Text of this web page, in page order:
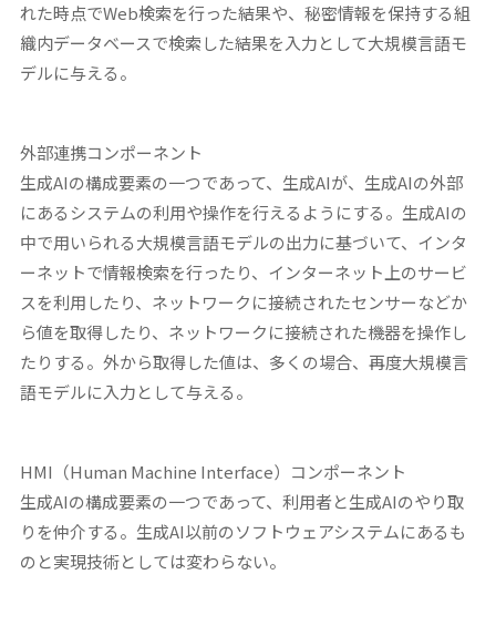
れた時点でWeb検索を行った結果や、秘密情報を保持する組
織内データベースで検索した結果を入力として大規模言語モ
デルに与える。
外部連携コンポーネント
生成AIの構成要素の一つであって、生成AIが、生成AIの外部
にあるシステムの利用や操作を行えるようにする。生成AIの
中で用いられる大規模言語モデルの出力に基づいて、インタ
ーネットで情報検索を行ったり、インターネット上のサービ
スを利用したり、ネットワークに接続されたセンサーなどか
ら値を取得したり、ネットワークに接続された機器を操作し
たりする。外から取得した値は、多くの場合、再度大規模言
語モデルに入力として与える。
HMI （Human Machine Interface）コンポーネント
生成AIの構成要素の一つであって、利用者と生成AIのやり取
りを仲介する。生成AI以前のソフトウェアシステムにあるも
のと実現技術としては変わらない。